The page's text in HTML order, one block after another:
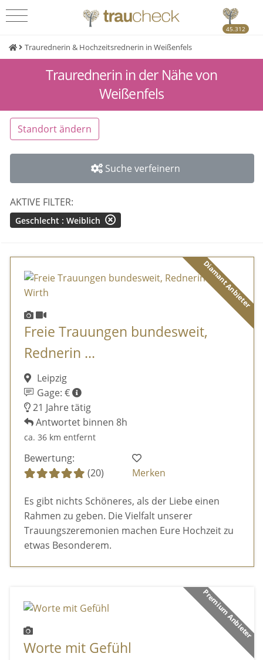
45.312
Traurednerin & Hochzeitsrednerin in Weißenfels
Traurednerin in der Nähe von
Weißenfels
Standort ändern
Suche verfeinern
AKTIVE FILTER:
Geschlecht : Weiblich
Diamant Anbieter
Freie Trauungen bundesweit,
Rednerin ...
Leipzig
Gage: €
21 Jahre tätig
Antwortet binnen 8h
ca. 36 km entfernt
Bewertung:
(20)
Merken
Es gibt nichts Schöneres, als der Liebe einen
Rahmen zu geben. Die Vielfalt unserer
Trauungszeremonien machen Eure Hochzeit zu
etwas Besonderem.
Premium Anbieter
Worte mit Gefühl